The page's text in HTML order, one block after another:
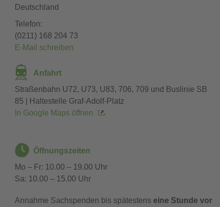
Deutschland
Telefon
(0211) 168 204 73
E-Mail schreiben
Anfahrt
Straßenbahn U72, U73, U83, 706, 709 und Buslinie SB
85 | Haltestelle Graf-Adolf-Platz
In Google Maps öffnen
Öffnungszeiten
Mo – Fr: 10.00 – 19.00 Uhr
Sa: 10.00 – 15.00 Uhr
Annahme Sachspenden bis spätestens eine Stunde vor